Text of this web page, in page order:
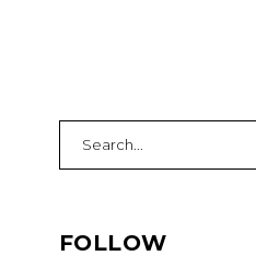
FOLLOW